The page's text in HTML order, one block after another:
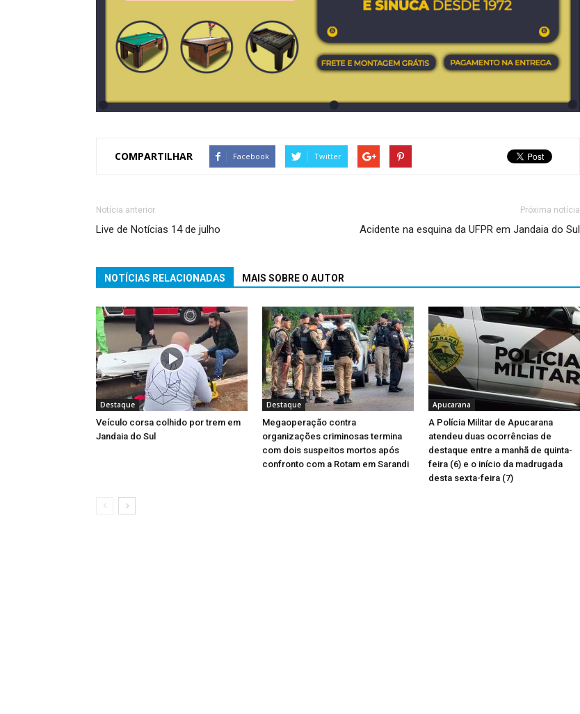
COMPARTILHAR Facebook Twitter
Notícia anterior
Live de Notícias 14 de julho
Próxima notícia
Acidente na esquina da UFPR em Jandaia do Sul
NOTÍCIAS RELACIONADAS MAIS SOBRE O AUTOR
Destaque
Veículo corsa colhido por trem em
Jandaia do Sul
Destaque
Megaoperação contra
organizações criminosas termina
com dois suspeitos mortos após
confronto com a Rotam em Sarandi
Apucarana
A Polícia Militar de Apucarana
atendeu duas ocorrências de
destaque entre a manhã de quinta-
feira (6) e o início da madrugada
desta sexta-feira (7)